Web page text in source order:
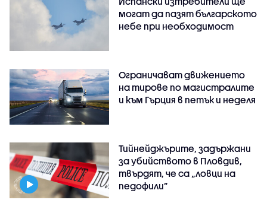
могат да пазят българското
небе при необходимост
Ограничават движението
на тирове по магистралите
и към Гърция в петък и неделя
Тийнейджърите, задържани
за убийството в Пловдив,
твърдят, че са „ловци на
педофили”